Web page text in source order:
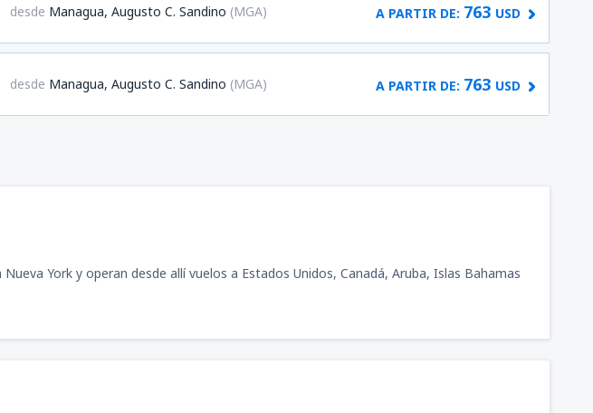
desde Managua, Augusto C. Sandino (MGA) A PARTIR DE: 763 USD
desde Managua, Augusto C. Sandino (MGA) A PARTIR DE: 763 USD
York y operan desde allí vuelos a Estados Unidos, Canadá, Aruba, Islas Bahamas